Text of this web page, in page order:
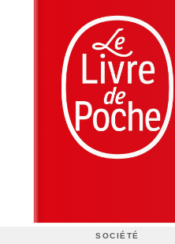
SOCIÉTÉ